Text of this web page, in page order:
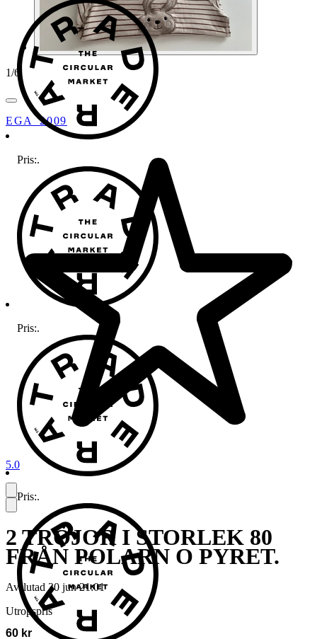
1/6
EGA_2009
5.0
2 TRÖJOR I STORLEK 80
FRÅN POLARN O PYRET.
Avslutad 30 jun 21:01
Utropspris
60 kr
Pris:.
Pris:.
Pris:.